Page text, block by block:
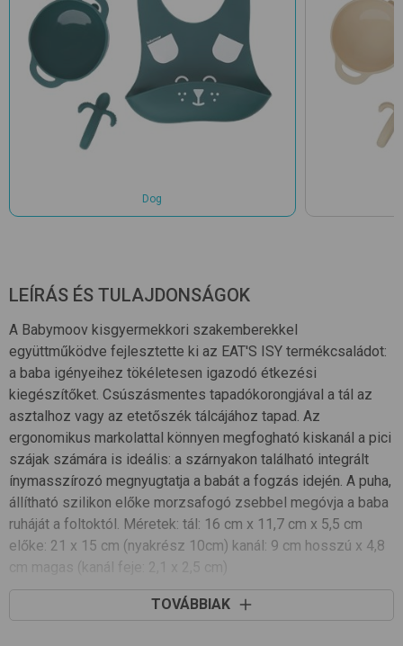
Dog
LEÍRÁS ÉS TULAJDONSÁGOK
A Babymoov kisgyermekkori szakemberekkel
együttműködve fejlesztette ki az EAT'S ISY termékcsaládot:
a baba igényeihez tökéletesen igazodó étkezési
kiegészítőket. Csúszásmentes tapadókorongjával a tál az
asztalhoz vagy az etetőszék tálcájához tapad. Az
ergonomikus markolattal könnyen megfogható kiskanál a pici
szájak számára is ideális: a szárnyakon található integrált
ínymasszírozó megnyugtatja a babát a fogzás idején. A puha,
állítható szilikon előke morzsafogó zsebbel megóvja a baba
ruháját a foltoktól. Méretek: tál: 16 cm x 11,7 cm x 5,5 cm
előke: 21 x 15 cm (nyakrész 10cm) kanál: 9 cm hosszú x 4,8
cm magas (kanál feje: 2,1 x 2,5 cm)
TOVÁBBIAK